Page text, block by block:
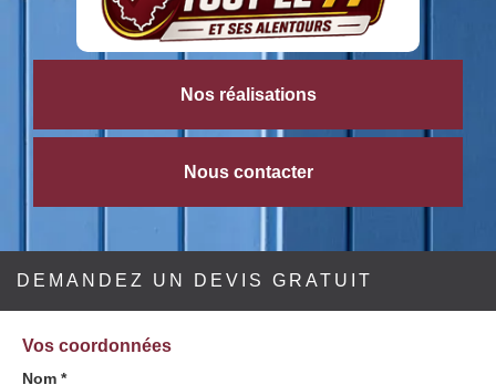
Nos réalisations
Nous contacter
DEMANDEZ UN DEVIS GRATUIT
Vos coordonnées
Nom *